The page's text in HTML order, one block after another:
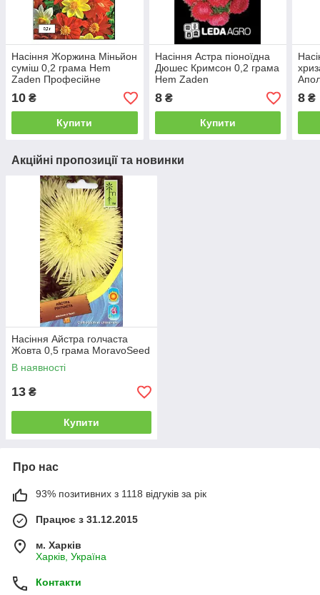
Насіння Жоржина Міньйон
суміш 0,2 грама Hem
Zaden Професійне
насіння
10 ₴
Купити
Насіння Астра піоноїдна
Дюшес Кримсон 0,2 грама
Hem Zaden
8₴
Купити
8 ₴
Акційні пропозиції та новинки
Насіння Айстра голчаста
Жовта 0,5 грама MoravoSeed
В наявності
13 ₴
Купити
Про нас
93% позитивних з 1118 відгуків за рік
Працює з 31.12.2015
м. Харків
Харків, Україна
Контакти